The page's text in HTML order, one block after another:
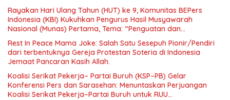
Rayakan Hari Ulang Tahun (HUT) ke 9, Komunitas BEPers
Indonesia (KBI) Kukuhkan Pengurus Hasil Musyawarah
Nasional (Munas) Pertama, Tema: “Penguatan dan
Pengembangan Organisasi KBI yang Berbasis Riset di seluruh
Indonesia dan Mancanegara”.
Rest In Peace Mama Joke: Salah Satu Sesepuh Pionir/Pendiri
dari terbentuknya Gereja Protestan Soteria di Indonesia
Jemaat Pancaran Kasih Allah.
Koalisi Serikat Pekerja– Partai Buruh (KSP–PB) Gelar
Konferensi Pers dan Sarasehan: Menuntaskan Perjuangan
Koalisi Serikat Pekerja–Partai Buruh untuk RUU